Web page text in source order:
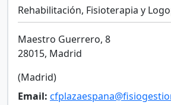
Rehabilitación, Fisioterapia y
Maestro Guerrero, 8
28015, Madrid
(Madrid)
Email: